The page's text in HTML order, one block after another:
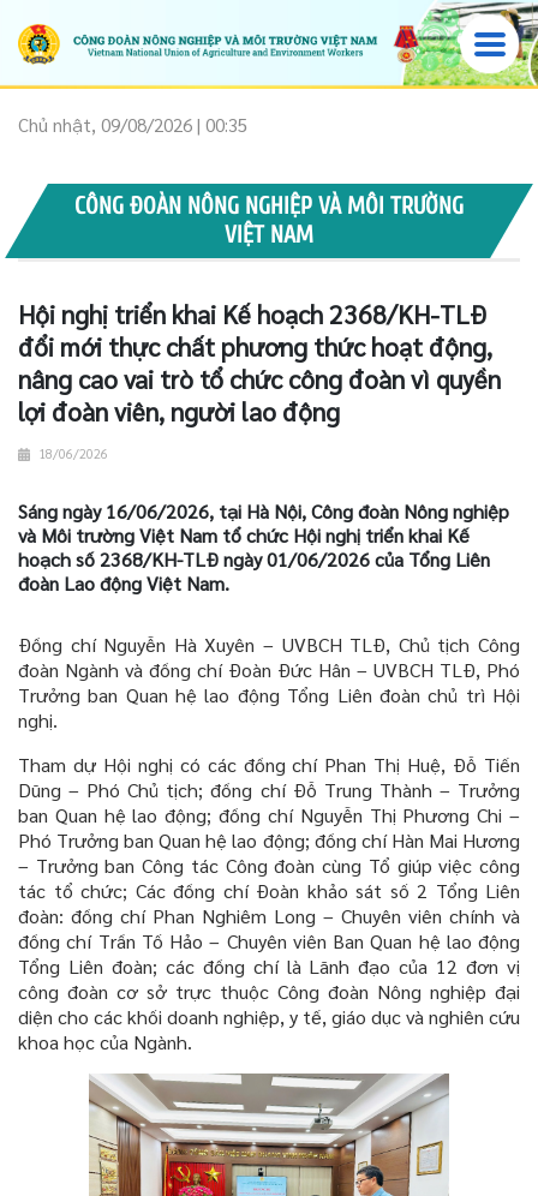
Chủ nhật, 09/08/2026 | 00:35
CÔNG ĐOÀN NÔNG NGHIỆP VÀ MÔI TRƯỜNG
VIỆT NAM
Hội nghị triển khai Kế hoạch 2368/KH-TLĐ
đổi mới thực chất phương thức hoạt động,
nâng cao vai trò tổ chức công đoàn vì quyền
lợi đoàn viên, người lao động
18/06/2026
Sáng ngày 16/06/2026, tại Hà Nội, Công đoàn Nông nghiệp
và Môi trường Việt Nam tổ chức Hội nghị triển khai Kế
hoạch số 2368/KH-TLĐ ngày 01/06/2026 của Tổng Liên
đoàn Lao động Việt Nam.
Đồng chí Nguyễn Hà Xuyên – UVBCH TLĐ, Chủ tịch Công
đoàn Ngành và đồng chí Đoàn Đức Hân – UVBCH TLĐ, Phó
Trưởng ban Quan hệ lao động Tổng Liên đoàn chủ trì Hội
nghị.
Tham dự Hội nghị có các đồng chí Phan Thị Huệ, Đỗ Tiến
Dũng – Phó Chủ tịch; đồng chí Đỗ Trung Thành – Trưởng
ban Quan hệ lao động; đồng chí Nguyễn Thị Phương Chi –
Phó Trưởng ban Quan hệ lao động; đồng chí Hàn Mai Hương
– Trưởng ban Công tác Công đoàn cùng Tổ giúp việc công
tác tổ chức; Các đồng chí Đoàn khảo sát số 2 Tổng Liên
đoàn: đồng chí Phan Nghiêm Long – Chuyên viên chính và
đồng chí Trần Tố Hảo – Chuyên viên Ban Quan hệ lao động
Tổng Liên đoàn; các đồng chí là Lãnh đạo của 12 đơn vị
công đoàn cơ sở trực thuộc Công đoàn Nông nghiệp đại
diện cho các khối doanh nghiệp, y tế, giáo dục và nghiên cứu
khoa học của Ngành.